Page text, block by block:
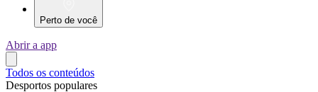
Perto de você
Abrir a app
Todos os conteúdos
Desportos populares